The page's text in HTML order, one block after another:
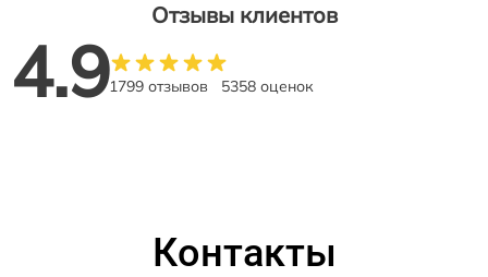
Отзывы клиентов
4.91799 отзывов 5358 оценок
Контакты